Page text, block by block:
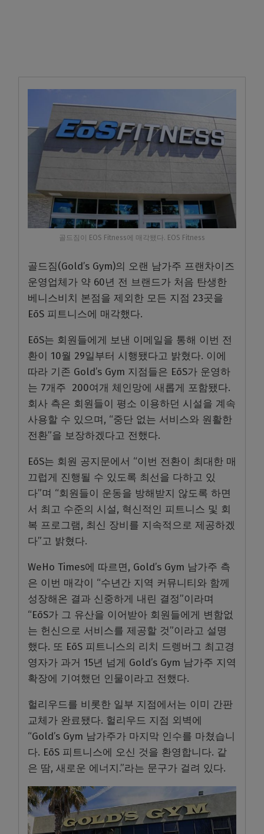
골드짐이 EOS Fitness에 매각됐다. EOS Fitness
골드짐(Gold’s Gym)의 오랜 남가주 프랜차이즈
운영업체가 약 60년 전 브랜드가 처음 탄생한
베니스비치 본점을 제외한 모든 지점 23곳을
EōS 피트니스에 매각했다.
EōS는 회원들에게 보낸 이메일을 통해 이번 전
환이 10월 29일부터 시행됐다고 밝혔다. 이에
따라 기존 Gold’s Gym 지점들은 EōS가 운영하
는 7개주 200여개 체인망에 새롭게 포함됐다.
회사 측은 회원들이 평소 이용하던 시설을 계속
사용할 수 있으며, “중단 없는 서비스와 원활한
전환”을 보장하겠다고 전했다.
EōS는 회원 공지문에서 “이번 전환이 최대한 매
끄럽게 진행될 수 있도록 최선을 다하고 있
다”며 “회원들이 운동을 방해받지 않도록 하면
서 최고 수준의 시설, 혁신적인 피트니스 및 회
복 프로그램, 최신 장비를 지속적으로 제공하겠
다”고 밝혔다.
WeHo Times에 따르면, Gold’s Gym 남가주 측
은 이번 매각이 “수년간 지역 커뮤니티와 함께
성장해온 결과 신중하게 내린 결정”이라며
“EōS가 그 유산을 이어받아 회원들에게 변함없
는 헌신으로 서비스를 제공할 것”이라고 설명
했다. 또 EōS 피트니스의 리치 드렝버그 최고경
영자가 과거 15년 넘게 Gold’s Gym 남가주 지역
확장에 기여했던 인물이라고 전했다.
헐리우드를 비롯한 일부 지점에서는 이미 간판
교체가 완료됐다. 헐리우드 지점 외벽에
“Gold’s Gym 남가주가 마지막 인수를 마쳤습니
다. EōS 피트니스에 오신 것을 환영합니다. 같
은 땀, 새로운 에너지.”라는 문구가 걸려 있다.